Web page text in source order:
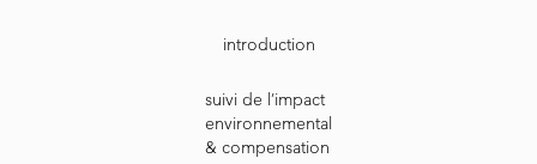
introduction
suivi de l’impact
environnemental
& compensation